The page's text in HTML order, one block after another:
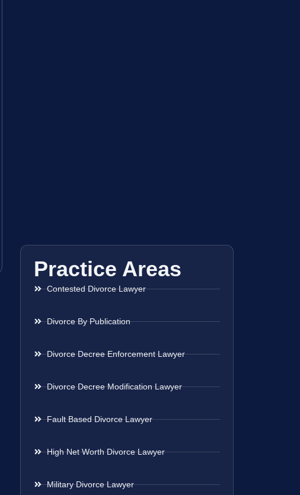
Practice Areas
Contested Divorce Lawyer
Divorce By Publication
Divorce Decree Enforcement Lawyer
Divorce Decree Modification Lawyer
Fault Based Divorce Lawyer
High Net Worth Divorce Lawyer
Military Divorce Lawyer